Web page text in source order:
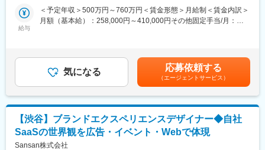
tu-hacciの世界観を、ブランドディレクターの指示のもと
実店舗の空間や売場で「体験」として伝えるためのビジュアル制
（POP／ポスター／シーズンビジュアル／新商品・キャンペー
ン・SALE告知 など）
・売場・店舗空間を踏まえたVMD・ディスプレイデザイン
（季節コーナーの演出、売場での見え方・顧客導線を意識した設
計）
・レイアウト設計・設営指示書作成および装飾小物の選定・手配
次のクリエイティブスタンダードを共につくっていきたいと考え
ています。本ポジションでは、単なる「AIオペレーター」ではな
く、人のクリエイティブとAIをどう共創させるかを設計・言語化
■職務内容詳細
・生成AIを活用した映像・ビジュアル表現の企画立案およびコン
セプト設計
・社内メンバーへのAI活用ナレッジの共有・レクチャー
■配属先特色：
給与
＜予定年収＞500万円～760万円＜賃金形態＞月給制＜賃金内訳＞
月額（基本給）：258,000円～410,000円その他固定手当/月：
までも目安の金額であり、選考を通じて上下する可能性がありま
す。月給(月額)は固定手当を含めた表記です。
気になる 応募依頼する
（エージェントサービス）
【渋谷】ブランドエクスペリエンスデザイナー◆自社
SaaSの世界観を広告・イベント・Webで体現
Sansan株式会社